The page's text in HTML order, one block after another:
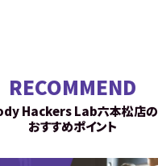
RECOMMEND
Hackers Lab六本松店の
おすすめポイント